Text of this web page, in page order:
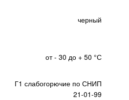
черный
от - 30 до + 50 °С
Г1 слабогорючие по СНИП
21-01-99